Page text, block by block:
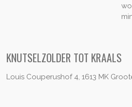
KNUTSELZOLDER TOT KRAALS
Louis Couperushof 4, 1613 MK